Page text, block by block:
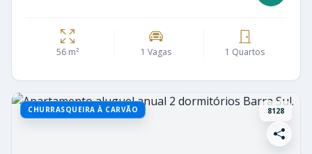
56 m² 1 Vagas 1 Quartos
CHURRASQUEIRA À CARVÃO 8128